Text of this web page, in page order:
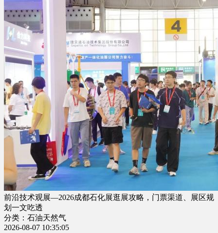
前沿技术观展—2026成都石化展逛展攻略，门票渠道、展区规
划一文吃透
分类：石油天然气
2026-08-07 10:35:05